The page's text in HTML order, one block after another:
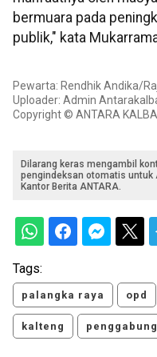
bermuara pada
publik," kata
Pewarta: Rendhik Andika/
Uploader: Admin
Copyright © ANTARA
Dilarang keras mengambil
pengindeksan otomatis untuk
Kantor Berita ANTARA.
Tags:
palangka raya opd
kalteng